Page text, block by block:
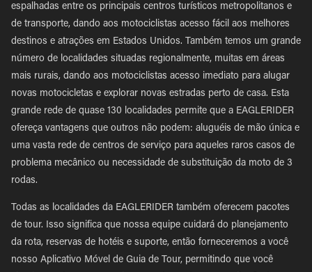
espalhadas entre os principais centros turísticos metropolitanos e
de transporte, dando aos motociclistas acesso fácil aos melhores
destinos e atrações em Estados Unidos. Também temos um grande
número de localidades situadas regionalmente, muitas em áreas
mais rurais, dando aos motociclistas acesso imediato para alugar
novas motocicletas e explorar novas estradas perto de casa. Esta
grande rede de quase 130 localidades permite que a EAGLERIDER
ofereça vantagens que outros não podem: aluguéis de mão única e
uma vasta rede de centros de serviço para aqueles raros casos de
problema mecânico ou necessidade de substituição da moto de 3
rodas.
Todas as localidades da EAGLERIDER também oferecem pacotes
de tour. Isso significa que nossa equipe cuidará do planejamento
da rota, reservas de hotéis e suporte, então forneceremos a você
nosso Aplicativo Móvel de Guia de Tour, permitindo que você